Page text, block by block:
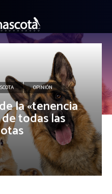
OPINIÓN
la «tenencia
todas las